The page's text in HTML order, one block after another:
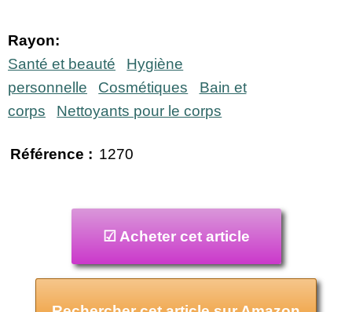
Rayon:
Santé et beauté
Hygiène
personnelle
Cosmétiques
Bain et
corps
Nettoyants pour le corps
Référence : 1270
☑ Acheter cet article